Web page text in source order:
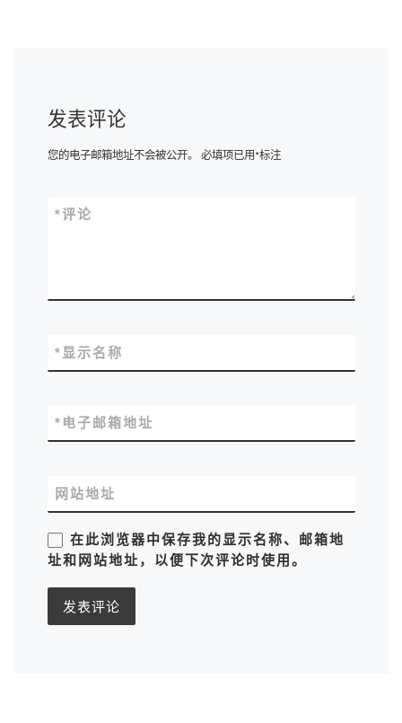
发表评论
您的电子邮箱地址不会被公开。 必填项已用*标注
评论
*
显示名称
*
电子邮箱地址
*
网站地址
在此浏览器中保存我的显示名称、邮箱地
址和网站地址，以便下次评论时使用。